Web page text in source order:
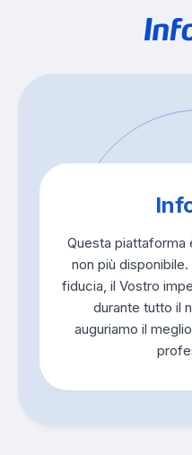
Questa piattaforma
non più
fiducia, il Vostro
durante tutto il
auguriamo il